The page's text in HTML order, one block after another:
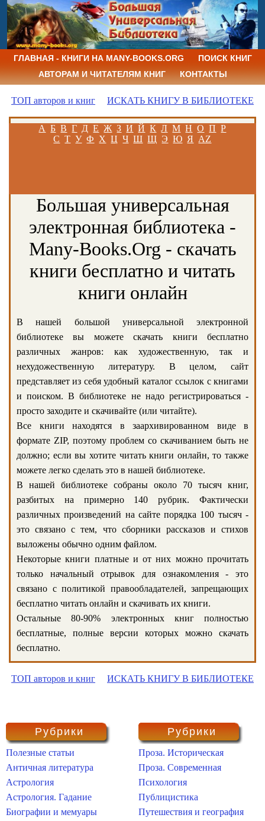
ГЛАВНАЯ - КНИГИ НА MANY-BOOKS.ORG
ПОИСК КНИГ
АВТОРАМ И ЧИТАТЕЛЯМ КНИГ
КОНТАКТЫ
ТОП авторов и книг ИСКАТЬ КНИГУ В БИБЛИОТЕКЕ
А Б В Г Д Е Ж З И Й К Л М Н О П Р
С Т У Ф Х Ц Ч Ш Щ Э Ю Я AZ
Большая универсальная
электронная библиотека -
Many-Books.Org - скачать
книги бесплатно и читать
книги онлайн
В нашей большой универсальной электронной
библиотеке вы можете скачать книги бесплатно
различных жанров: как художественную, так и
нехудожественную литературу. В целом, сайт
представляет из себя удобный каталог ссылок с книгами
и поиском. В библиотеке не надо регистрироваться -
просто заходите и скачивайте (или читайте).
Все книги находятся в заархивированном виде в
формате ZIP, поэтому проблем со скачиванием быть не
должно; если вы хотите читать книги онлайн, то также
можете легко сделать это в нашей библиотеке.
В нашей библиотеке собраны около 70 тысяч книг,
разбитых на примерно 140 рубрик. Фактически
различных произведений на сайте порядка 100 тысяч -
это связано с тем, что сборники рассказов и стихов
выложены обычно одним файлом.
Некоторые книги платные и от них можно прочитать
только начальный отрывок для ознакомления - это
связано с политикой правообладателей, запрещающих
бесплатно читать онлайн и скачивать их книги.
Остальные 80-90% электронных книг полностью
бесплатные, полные версии которых можно скачать
бесплатно.
ТОП авторов и книг ИСКАТЬ КНИГУ В БИБЛИОТЕКЕ
Рубрики
Полезные статьи
Античная литература
Астрология
Астрология. Гадание
Биографии и мемуары
Рубрики
Проза. Историческая
Проза. Современная
Психология
Публицистика
Путешествия и география